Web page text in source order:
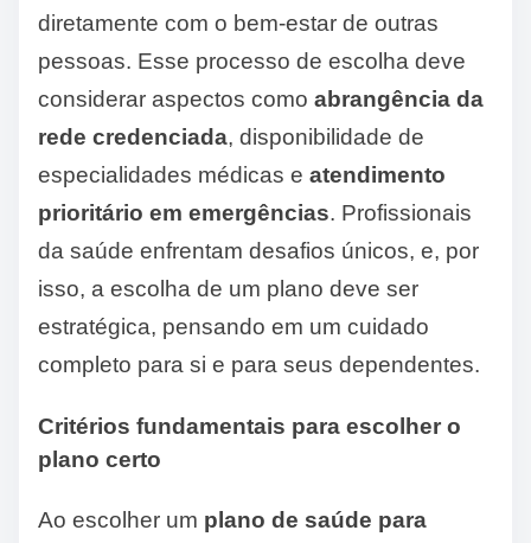
diretamente com o bem-estar de outras
pessoas. Esse processo de escolha deve
considerar aspectos como abrangência da
rede credenciada, disponibilidade de
especialidades médicas e atendimento
prioritário em emergências. Profissionais
da saúde enfrentam desafios únicos, e, por
isso, a escolha de um plano deve ser
estratégica, pensando em um cuidado
completo para si e para seus dependentes.
Critérios fundamentais para escolher o
plano certo
Ao escolher um plano de saúde para